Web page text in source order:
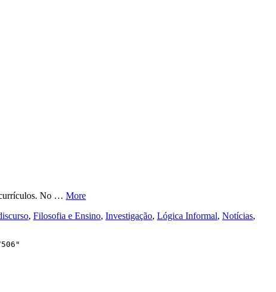
currículos. No … More
, Filosofia e Ensino, Investigação, Lógica Informal, Notícias,